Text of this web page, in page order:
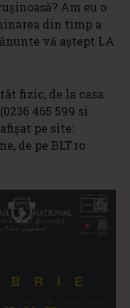
Am eu o
din timp a
vă aştept LA
fizic, de la casa
465 599 si
pe site:
de pe BLT.ro